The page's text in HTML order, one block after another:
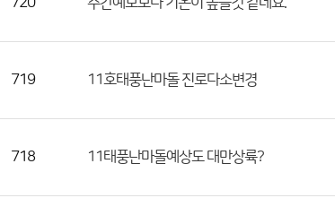
719 11호태풍난마돌 진로다소변경
718 11태풍난마돌예상도 대만상륙?